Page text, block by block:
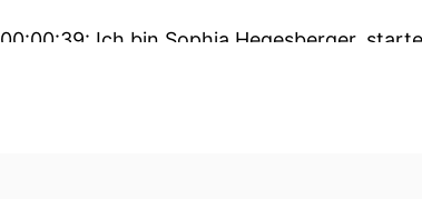
00:00:39: Ich bin Sophia Hegesberger,